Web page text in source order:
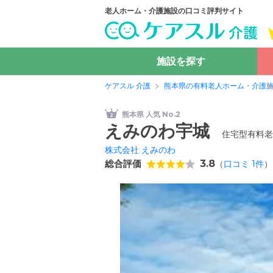
老人ホーム・介護施設の口コミ評判サイト
施設を探す
ケアスル 介護 熊本県の有料老人ホーム・介護
熊本県 人気 No.2
えみのわ宇城
住宅型有料
株式会社 えみのわ
総合評価 3.8 （口コミ 1件）